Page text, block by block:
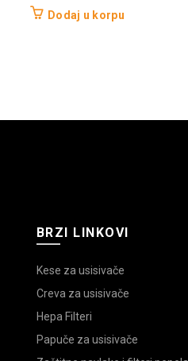
Dodaj u korpu
BRZI LINKOVI
Kese za usisivače
Creva za usisivače
Hepa Filteri
Papuče za usisivače